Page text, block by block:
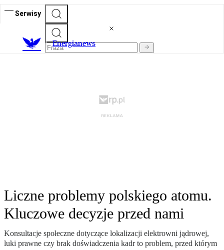
Serwisy
Energianews
Liczne problemy polskiego atomu.
Kluczowe decyzje przed nami
Konsultacje społeczne dotyczące lokalizacji elektrowni jądrowej,
luki prawne czy brak doświadczenia kadr to problem, przed którym